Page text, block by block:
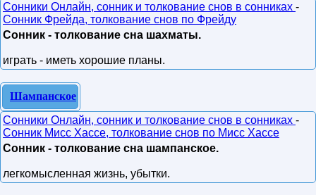
Сонники Онлайн, сонник и толкование снов в сонниках -
Сонник Фрейда, толкование снов по Фрейду
Сонник - толкование сна шахматы.
играть - иметь хорошие планы.
Шампанское
Сонники Онлайн, сонник и толкование снов в сонниках -
Сонник Мисс Хассе, толкование снов по Мисс Хассе
Сонник - толкование сна шампанское.
легкомысленная жизнь, убытки.